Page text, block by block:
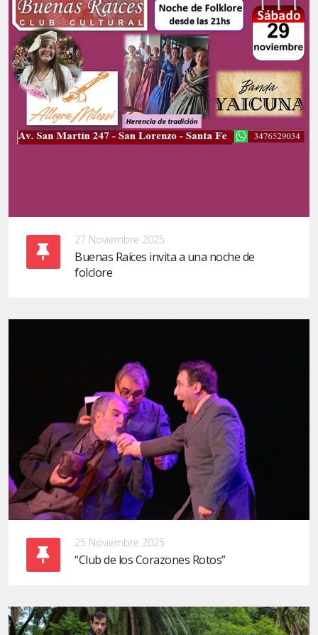
27 Noviembre 2025
Buenas Raíces invita a una noche de
folclore
25 Noviembre 2025
“Club de los Corazones Rotos”